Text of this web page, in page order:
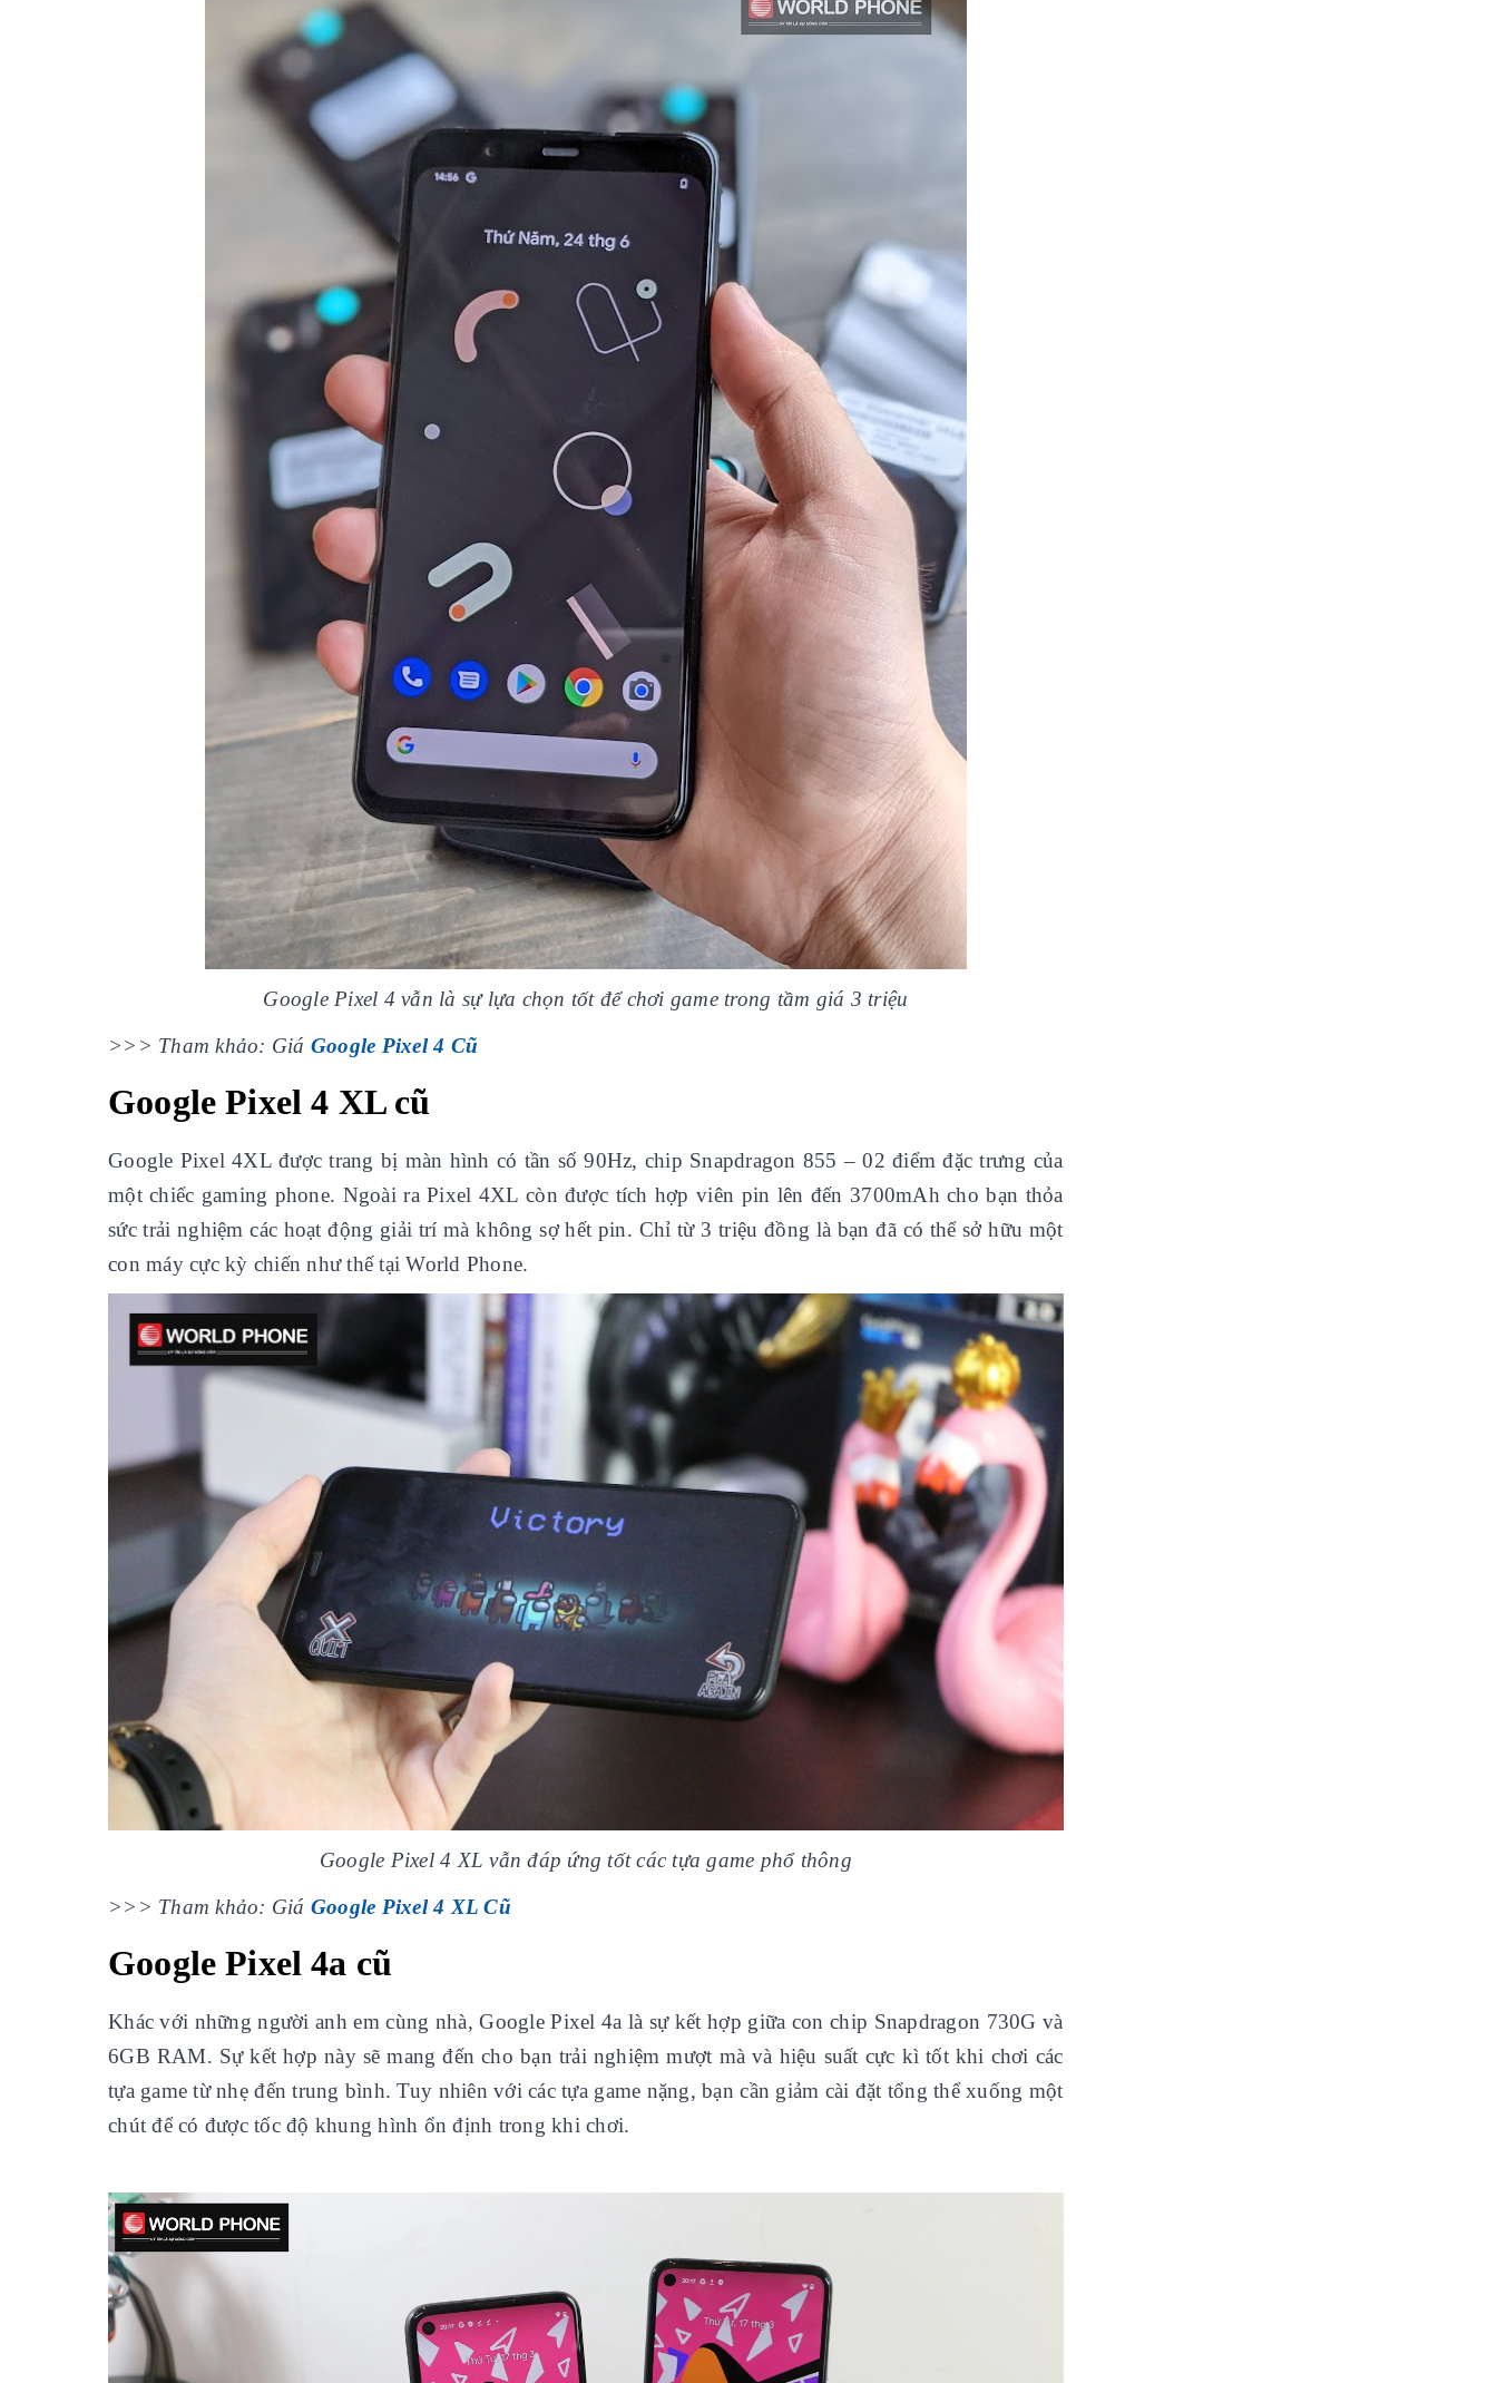
Google Pixel 4 vẫn là sự lựa chọn tốt để chơi game trong tầm giá 3 triệu
>>> Tham khảo: Giá Google Pixel 4 Cũ
Google Pixel 4 XL cũ
Google Pixel 4XL được trang bị màn hình có tần số 90Hz, chip Snapdragon 855 – 02 điểm đặc trưng của
một chiếc gaming phone. Ngoài ra Pixel 4XL còn được tích hợp viên pin lên đến 3700mAh cho bạn thỏa
sức trải nghiệm các hoạt động giải trí mà không sợ hết pin. Chỉ từ 3 triệu đồng là bạn đã có thể sở hữu một
con máy cực kỳ chiến như thế tại World Phone.
Google Pixel 4 XL vẫn đáp ứng tốt các tựa game phổ thông
>>> Tham khảo: Giá Google Pixel 4 XL Cũ
Google Pixel 4a cũ
Khác với những người anh em cùng nhà, Google Pixel 4a là sự kết hợp giữa con chip Snapdragon 730G và
6GB RAM. Sự kết hợp này sẽ mang đến cho bạn trải nghiệm mượt mà và hiệu suất cực kì tốt khi chơi các
tựa game từ nhẹ đến trung bình. Tuy nhiên với các tựa game nặng, bạn cần giảm cài đặt tổng thể xuống một
chút để có được tốc độ khung hình ổn định trong khi chơi.